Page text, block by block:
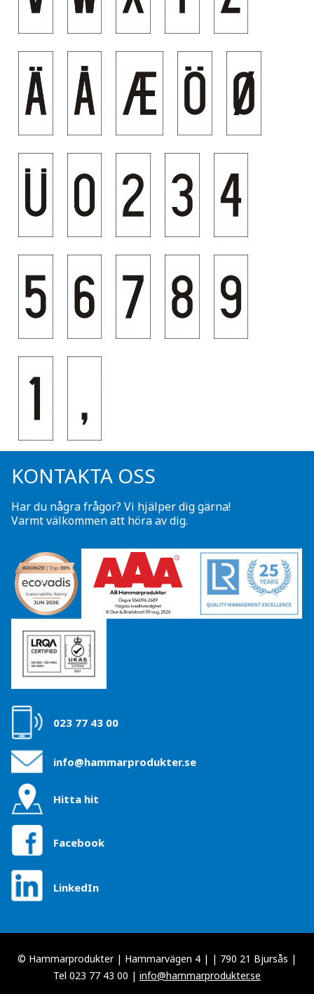
KONTAKTA OSS
Har du några frågor? Vi hjälper dig gärna!
Varmt välkommen att höra av dig.
023 77 43 00
info@hammarprodukter.se
Hitta hit
Facebook
LinkedIn
© Hammarprodukter | Hammarvägen 4 | | 790 21 Bjursås |
Tel 023 77 43 00 | info@hammarprodukter.se